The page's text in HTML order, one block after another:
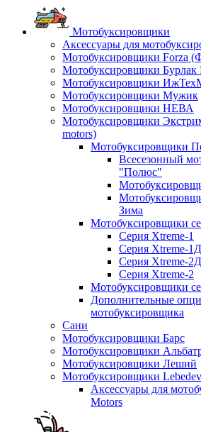
Мотобуксировщики
Аксессуары для
Мотобуксировщики Forza
Мотобуксировщики
Мотобуксировщики
Мотобуксировщики Мужик
Мотобуксировщики НЕВА
Мотобуксировщики
motors)
Мотобуксировщики
Всесезонный
"Полюс"
Зима
Мотобуксировщики
Серия Xtreme-1
Серия Xtreme-1Д
Серия Xtreme-2Д
Серия Xtreme-2
Мотобуксировщики
Дополнительные
мотобуксировщика
Сани
Мотобуксировщики Барс
Мотобуксировщики
Мотобуксировщики Леший
Мотобуксировщики
Аксессуары для
Motors